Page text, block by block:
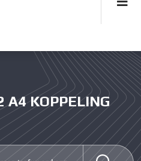
A4 KOPPELING